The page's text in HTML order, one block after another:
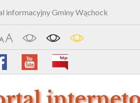
informacyjny Gminy Wąchock